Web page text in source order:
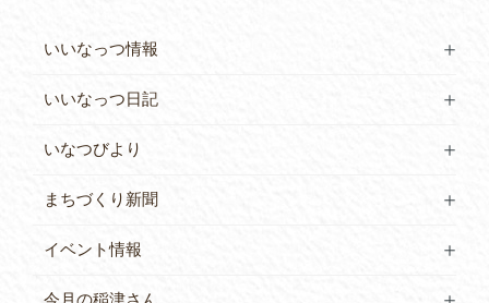
いいなっつ情報
いいなっつ日記
いなつびより
まちづくり新聞
イベント情報